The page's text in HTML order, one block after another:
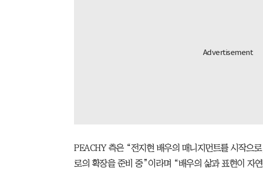
PEACHY 측은 “전지현 배우의 매니지먼트를 시작으
로의 확장을 준비 중”이라며 “배우의 삶과 표현이 자